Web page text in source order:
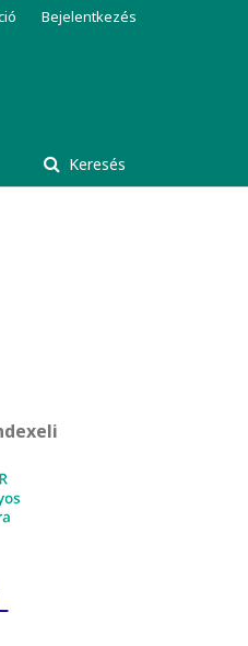
Keresés
Bejelentkezés